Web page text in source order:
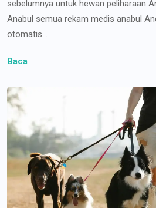
sebelumnya untuk hewan peliharaan
Anabul semua rekam medis anabul
otomatis...
Baca